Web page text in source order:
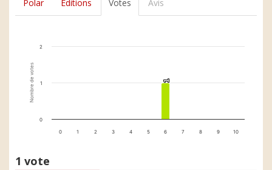
Polar Editions Votes Avis
Nombre de votes 1
1
0 1 2 3 4 5 6 7 8 9 10
0
1
2
1 vote